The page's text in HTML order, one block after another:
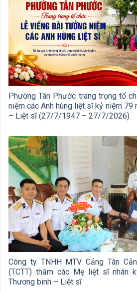
Phường Tân Phước trang trọng tổ
niệm các Anh hùng liệt sĩ kỷ niệm 79
– Liệt sĩ (27/7/1947 – 27/7/2026)
Công ty TNHH MTV Cảng Tân
(TCTT) thăm các Mẹ liệt sĩ nhân
Thương binh – Liệt sĩ